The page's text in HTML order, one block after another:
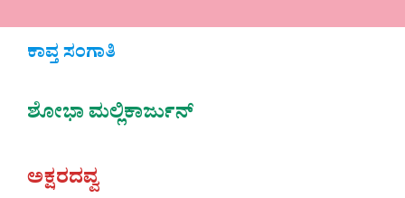
ಕಾವ್ತ ಸಂಗಾತಿ
ಶೋಭಾ ಮಲ್ಲಿಕಾರ್ಜುನ್
ಅಕ್ಷರದವ್ವ